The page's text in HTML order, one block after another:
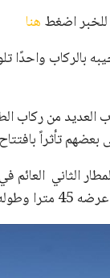
اضغط هنا
بالركاب واحدًا
العديد من ركاب
تأثراً
الثاني
آلاف متر.